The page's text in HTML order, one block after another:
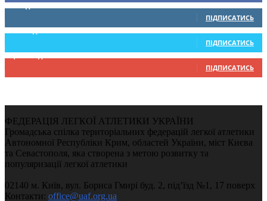
0 Підписників
ПІДПИСАТИСЬ
234 Підписників
ПІДПИСАТИСЬ
9,370 Підписників
ПІДПИСАТИСЬ
ФЕДЕРАЦІЯ ЛЕГКОЇ АТЛЕТИКИ УКРАЇНИ
Громадська спілка територіальних федерацій легкої атлетики
Автономної Республіки Крим, областей України, міст Києва
та Севастополя, яка створена з метою розвитку та
популяризації легкої атлетики
02140 м. Київ, вул. Бориса Гмирі буд. 2, під’їзд №1, 17 поверх
Контакти: office@uaf.org.ua